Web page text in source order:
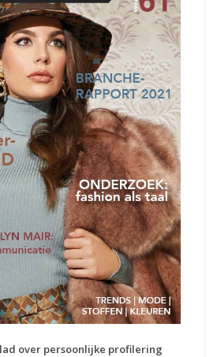
over persoonlijke profilering